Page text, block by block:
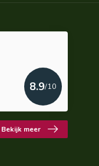
8.9/10
Bekijk meer